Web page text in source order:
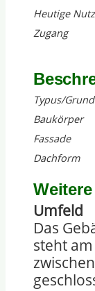
Heutige
Zugang
Typus/
Baukörper
Fassade
Dachform
Umfeld
Das
steht